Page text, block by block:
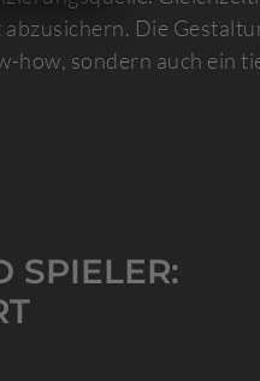
Die
sondern auch ein
SPIELER: